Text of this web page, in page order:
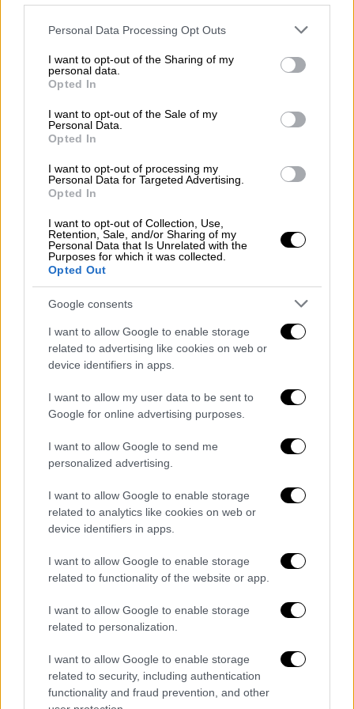
Please note that this website/app uses one or more Google
not limited to your visit or usage behaviour. You may click to
grant or deny consent to Google and its third-party tags to
use your data for below specified purposes in below Google
consent section.
Personal Data Processing Opt Outs
I want to opt-out of the Sharing of my
personal data.
Opted In
I want to opt-out of the Sale of my
Personal Data.
Opted In
I want to opt-out of processing my
Personal Data for Targeted Advertising.
Opted In
I want to opt-out of Collection, Use,
Retention, Sale, and/or Sharing of my
Personal Data that Is Unrelated with the
Purposes for which it was collected.
Opted Out
Google consents
I want to allow Google to enable storage
related to advertising like cookies on web or
device identifiers in apps.
I want to allow my user data to be sent to
Google for online advertising purposes.
I want to allow Google to send me
personalized advertising.
I want to allow Google to enable storage
related to analytics like cookies on web or
device identifiers in apps.
I want to allow Google to enable storage
related to functionality of the website or app.
I want to allow Google to enable storage
related to personalization.
I want to allow Google to enable storage
related to security, including authentication
functionality and fraud prevention, and other
Σε σύντομο χρονικό διάστημα, τα παιδιά
έγιναν στόχος κακοποίησης από τους γονείς
τους.
video
Όπως είχε πει παλαιότερα ο Μόντσλι, τα
βασανιστήρια που αναγκαζόταν να υποστεί
ήταν ακραία:
«Το μόνο που θυμάμαι από την παιδική μου
ηλικία είναι οι ξυλοδαρμοί. Μια φορά με
κλείδωσαν σε ένα δωμάτιο για έξι μήνες και
ο πατέρας μου άνοιγε την πόρτα μόνο για να
την ημέρα».
Η μητέρα του Ρόμπερτ δεν παρενέβη ποτέ
κατά τη διάρκεια αυτών των βάναυσων
ξυλοδαρμών και ίσως να ενθάρρυνε ακόμη
Ρόμπερτ έχει επίσης ισχυριστεί ότι ο
πατέρας του τον κακοποίησε σεξουαλικά.
Τελικά, οι κοινωνικές υπηρεσίες έβγαλαν
τον Ρόμπερτ από το κακοποιητικό